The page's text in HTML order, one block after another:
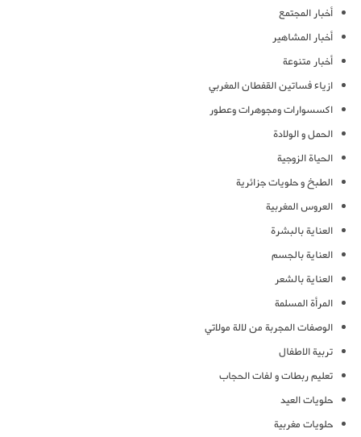
أخبار المجتمع
أخبار المشاهير
أخبار متنوعة
ازياء فساتين القفطان المغربي
اكسسوارات ومجوهرات وعطور
الحمل و الولادة
الحياة الزوجية
الطبخ و حلويات جزائرية
العروس المغربية
العناية بالبشرة
العناية بالجسم
العناية بالشعر
المرأة المسلمة
الوصفات المجربة من لالة مولاتي
تربية الاطفال
تعليم ربطات و لفات الحجاب
حلويات العيد
حلويات مغربية